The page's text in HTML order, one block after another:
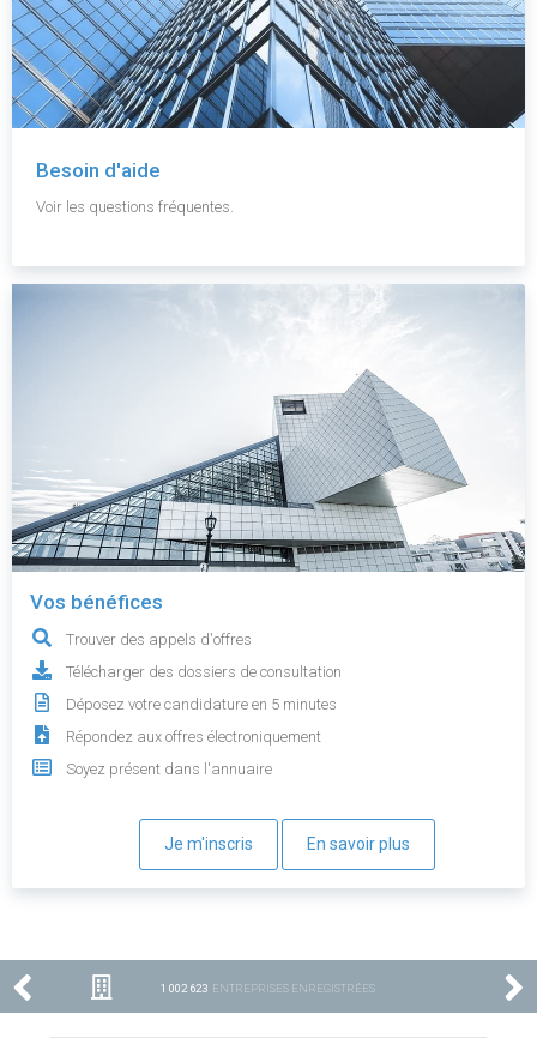
Besoin d'aide
Voir les questions fréquentes.
Vos bénéfices
Trouver des appels d'offres
Télécharger des dossiers de consultation
Déposez votre candidature en 5 minutes
Répondez aux offres électroniquement
Soyez présent dans l'annuaire
Je m'inscris En savoir plus
1 002 623 ENTREPRISES ENREGISTRÉES